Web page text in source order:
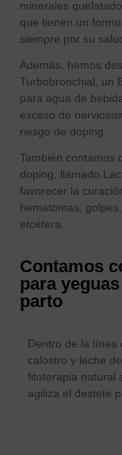
minerales
que tienen un
siempre por su
Además, hemos
Turbobronchial, un
para agua de
exceso de
riesgo de doping.
También contamos
doping, llamado
favorecer la
hematomas,
etcétera.
Contamos
para
parto
Dentro de la línea
calostro y leche
fitoterapia natural
agiliza el destete